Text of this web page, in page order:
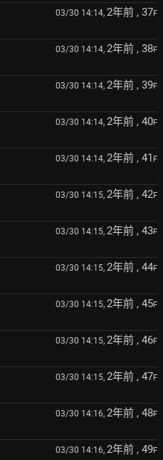
03/30 14:14, 2年前 , 37F
03/30 14:14, 2年前 , 38F
03/30 14:14, 2年前 , 39F
03/30 14:14, 2年前 , 40F
03/30 14:14, 2年前 , 41 F
03/30 14:15, 2年前 , 42F
03/30 14:15, 2年前 , 43F
03/30 14:15, 2年前 , 44F
03/30 14:15, 2年前 , 45F
03/30 14:15, 2年前 , 46F
03/30 14:15, 2年前 , 47F
03/30 14:16, 2年前 , 48F
03/30 14:16, 2年前 , 49F